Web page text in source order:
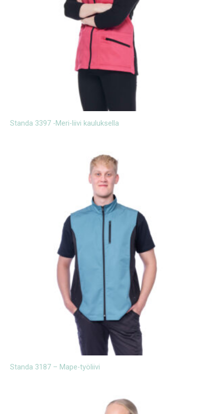
Standa 3397 -Meri-liivi kauluksella
Standa 3187 – Mape-työliivi